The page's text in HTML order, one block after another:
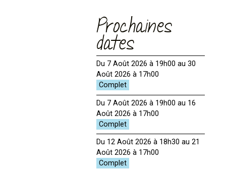
Prochaines
dates
Du 7 Août 2026 à 19h00 au 30
Août 2026 à 17h00
Du 7 Août 2026 à 19h00 au 16
Août 2026 à 17h00
Du 12 Août 2026 à 18h30 au 21
Août 2026 à 17h00